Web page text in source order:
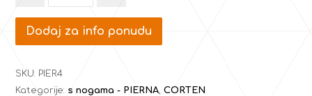
Dodaj za info ponudu
SKU: PIER4
Kategorije: s nogama - PIERNA ,CORTEN